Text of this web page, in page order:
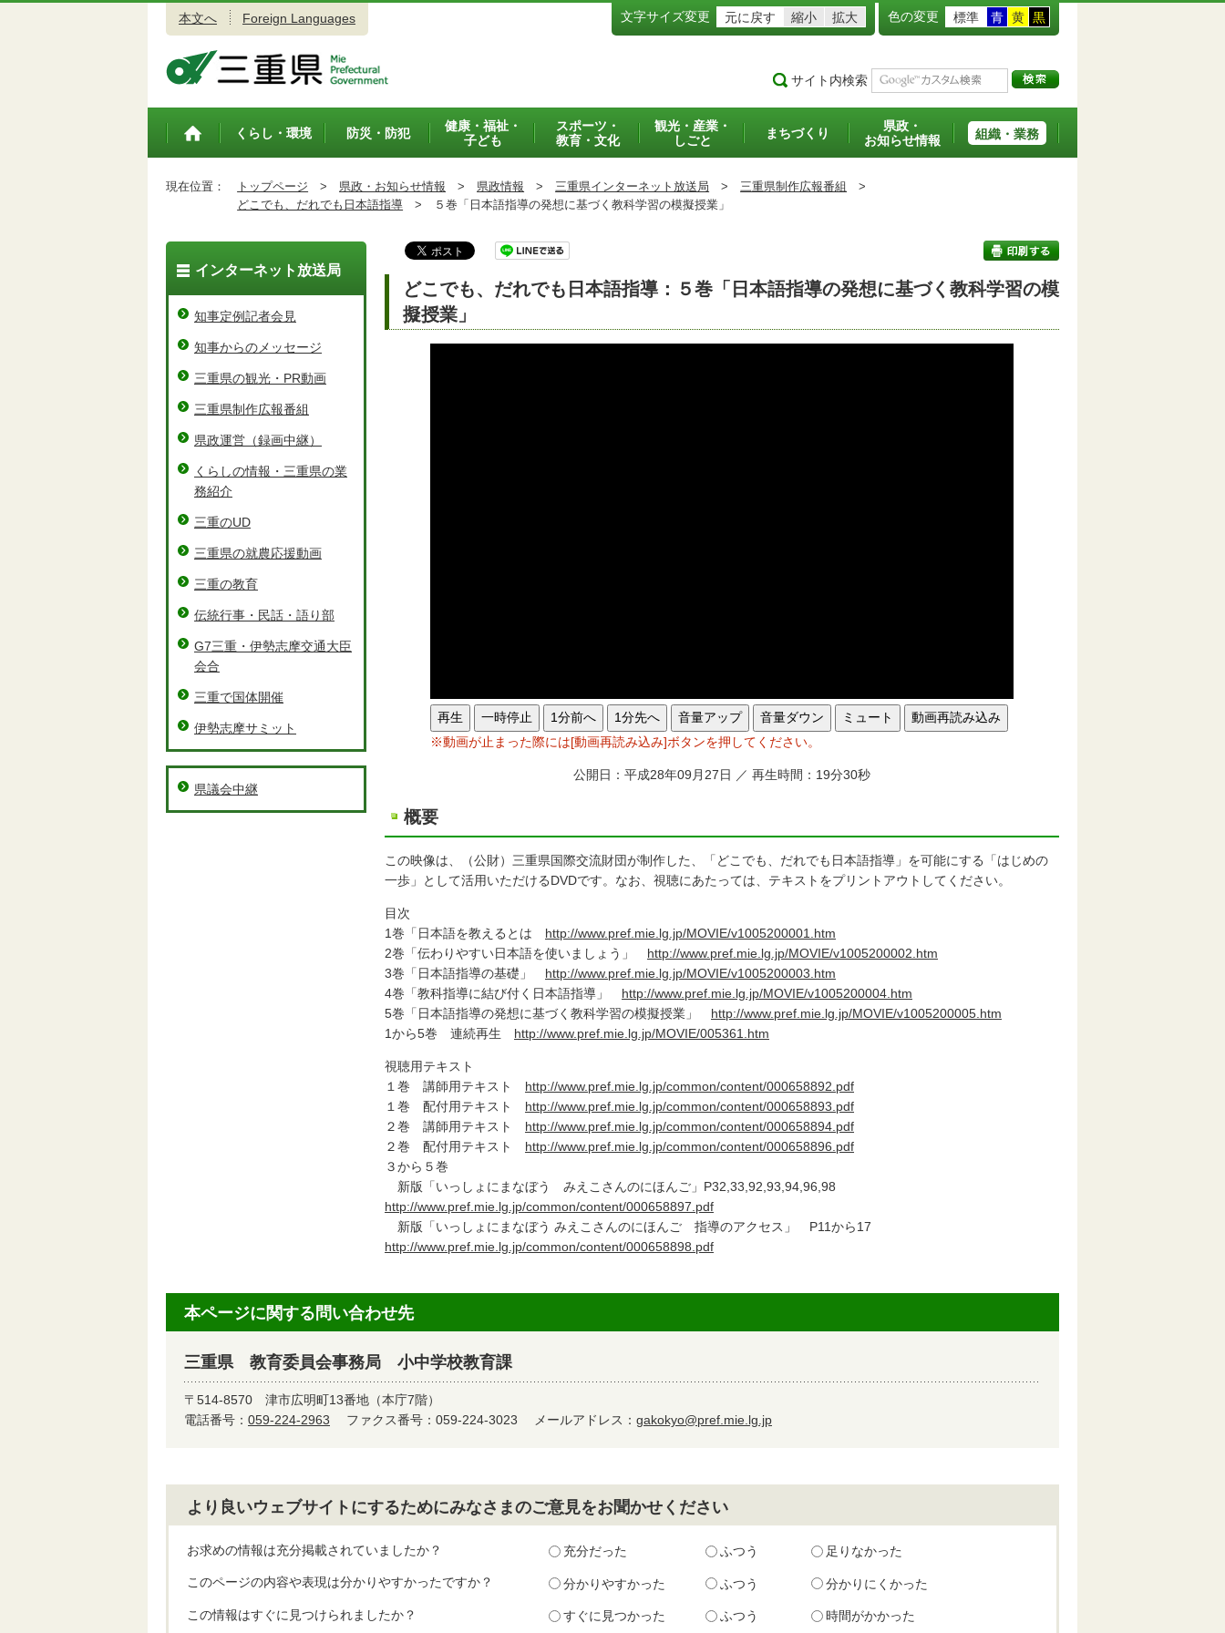
本文へ Foreign Languages 文字サイズ変更 元に戻す 縮小 拡大 色の変更 標準 青 黄 黒
サイト内検索
トップペ
くらし・環境 防災・防犯
健康・福祉・
子ども
スポーツ・
教育・文化
観光・産業・
しごと
まちづくり
県政・
お知らせ情報
組織・業務
現在位置： トップページ > 県政・お知らせ情報 > 県政情報 > 三重県インターネット放送局 > 三重県制作広報番組
>
どこでも、だれでも日本語指導 > ５巻「日本語指導の発想に基づく教科学習の模擬授業」
どこでも、だれでも日本語指導：５巻「日本語指導の発想に基づく教科学習の模
擬授業」
再生 一時停止 1分前へ 1分先へ 音量アップ 音量ダウン ミュート
動画再読み込み
※動画が止まった際には[動画再読み込み]ボタンを押してください。
公開日：平成28年09月27日 ／ 再生時間：19分30秒
概要
この映像は、（公財）三重県国際交流財団が制作した、「どこでも、だれでも日本語指導」を可能にする「はじめの
一歩」として活用いただけるDVDです。なお、視聴にあたっては、テキストをプリントアウトしてください。
目次
1巻「日本語を教えるとは http://www.pref.mie.lg.jp/MOVIE/v1005200001.htm
2巻「伝わりやすい日本語を使いましょう」 http://www.pref.mie.lg.jp/MOVIE/v1005200002.htm
3巻「日本語指導の基礎」 http://www.pref.mie.lg.jp/MOVIE/v1005200003.htm
4巻「教科指導に結び付く日本語指導」 http://www.pref.mie.lg.jp/MOVIE/v1005200004.htm
5巻「日本語指導の発想に基づく教科学習の模擬授業」 http://www.pref.mie.lg.jp/MOVIE/v1005200005.htm
1から5巻 連続再生 http://www.pref.mie.lg.jp/MOVIE/005361.htm
視聴用テキスト
１巻 講師用テキスト http://www.pref.mie.lg.jp/common/content/000658892.pdf
１巻 配付用テキスト http://www.pref.mie.lg.jp/common/content/000658893.pdf
２巻 講師用テキスト http://www.pref.mie.lg.jp/common/content/000658894.pdf
２巻 配付用テキスト http://www.pref.mie.lg.jp/common/content/000658896.pdf
３から５巻
新版「いっしょにまなぼう みえこさんのにほんご」P32,33,92,93,94,96,98
http://www.pref.mie.lg.jp/common/content/000658897.pdf
新版「いっしょにまなぼう みえこさんのにほんご 指導のアクセス」 P11から17
http://www.pref.mie.lg.jp/common/content/000658898.pdf
インターネット放送局
知事定例記者会見
知事からのメッセージ
三重県の観光・PR動画
三重県制作広報番組
県政運営（録画中継）
くらしの情報・三重県の業
務紹介
三重のUD
三重県の就農応援動画
三重の教育
伝統行事・民話・語り部
G7三重・伊勢志摩交通大臣
会合
三重で国体開催
伊勢志摩サミット
県議会中継
本ページに関する問い合わせ先
三重県 教育委員会事務局 小中学校教育課
〒514-8570 津市広明町13番地（本庁7階）
電話番号： 059-224-2963 ファクス番号：059-224-3023 メールアドレス： gakokyo@pref.mie.lg.jp
より良いウェブサイトにするためにみなさまのご意見をお聞かせください
お求めの情報は充分掲載されていましたか？ 充分だった ふつう 足りなかった
このページの内容や表現は分かりやすかったですか？ 分かりやすかった ふつう 分かりにくかった
この情報はすぐに見つけられましたか？ すぐに見つかった ふつう 時間がかかった